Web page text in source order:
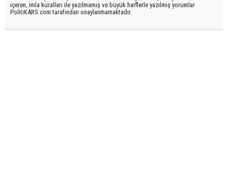
içeren, imla kuralları ile yazılmamış ve büyük harflerle yazılmış yorumlar
PolitiKARS.com tarafından onaylanmamaktadır.